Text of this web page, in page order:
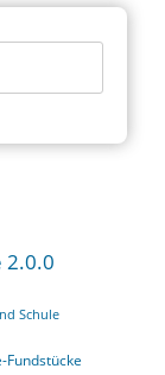
2.0.0
Schule
Fundstücke